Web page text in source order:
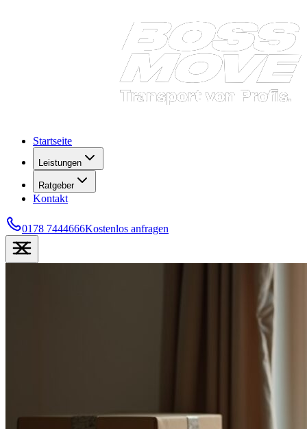
Startseite
Leistungen
Ratgeber
Kontakt
0178 7444666Kostenlos anfragen